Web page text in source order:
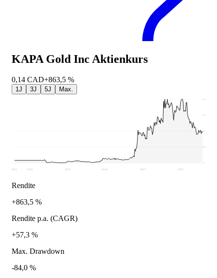
KAPA Gold Inc Aktienkurs
0,14 CAD+863,5 %
1J 3J 5J Max.
0
0,07
0,15
0,22
0,29
2021 2022 2023 2024 2025 2026
Rendite
+863,5 %
Rendite p.a. (CAGR)
+57,3 %
Max. Drawdown
-84,0 %